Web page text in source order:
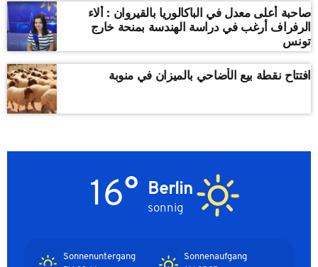
صاحبة أعلى معدل في الباكالوريا بالقيروان : ألاء
الرفراف أرغب في دراسة الهندسة بمنحة خارج
تونس
افتتاح نقطة بيع الأضاحي بالميزان في منوبة
Berlin
sonnig
16°
Sonnenaufgang
Sonnenuntergang